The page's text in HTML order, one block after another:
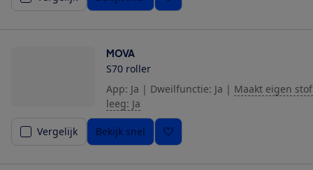
MOVA
S70 roller
App: Ja | Dweilfunctie: Ja | Maakt eigen
leeg: Ja
Vergelijk Bekijk snel